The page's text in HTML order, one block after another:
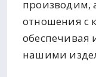
производим,
отношения с
обеспечивая
нашими